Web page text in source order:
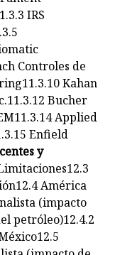
IRS
Controles de
Kahan
Bucher
Applied
Enfield
y
América
(impacto
petróleo)12.4.2